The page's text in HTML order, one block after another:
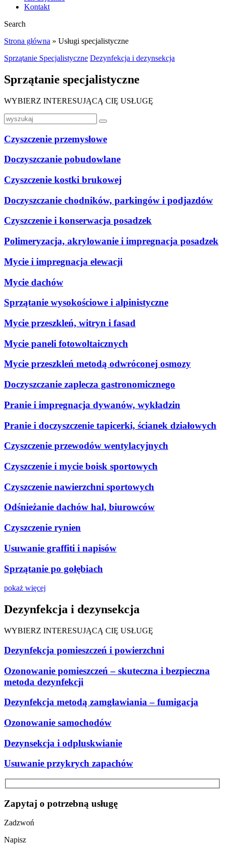
Kontakt
Search
Strona główna » Usługi specjalistyczne
Sprzątanie Specjalistyczne Dezynfekcja i dezynsekcja
Sprzątanie specjalistyczne
WYBIERZ INTERESUJĄCĄ CIĘ USŁUGĘ
Czyszczenie przemysłowe
Doczyszczanie pobudowlane
Czyszczenie kostki brukowej
Doczyszczanie chodników, parkingów i podjazdów
Czyszczenie i konserwacja posadzek
Polimeryzacja, akrylowanie i impregnacja posadzek
Mycie i impregnacja elewacji
Mycie dachów
Sprzątanie wysokościowe i alpinistyczne
Mycie przeszkleń, witryn i fasad
Mycie paneli fotowoltaicznych
Mycie przeszkleń metodą odwróconej osmozy
Doczyszczanie zaplecza gastronomicznego
Pranie i impregnacja dywanów, wykładzin
Pranie i doczyszczenie tapicerki, ścianek działowych
Czyszczenie przewodów wentylacyjnych
Czyszczenie i mycie boisk sportowych
Czyszczenie nawierzchni sportowych
Odśnieżanie dachów hal, biurowców
Czyszczenie rynien
Usuwanie graffiti i napisów
Sprzątanie po gołębiach
pokaż więcej
Dezynfekcja i dezynsekcja
WYBIERZ INTERESUJĄCĄ CIĘ USŁUGĘ
Dezynfekcja pomieszczeń i powierzchni
Ozonowanie pomieszczeń – skuteczna i bezpieczna
metoda dezynfekcji
Dezynfekcja metodą zamgławiania – fumigacja
Ozonowanie samochodów
Dezynsekcja i odpluskwianie
Usuwanie przykrych zapachów
Zapytaj o potrzebną usługę
Zadzwoń
Napisz